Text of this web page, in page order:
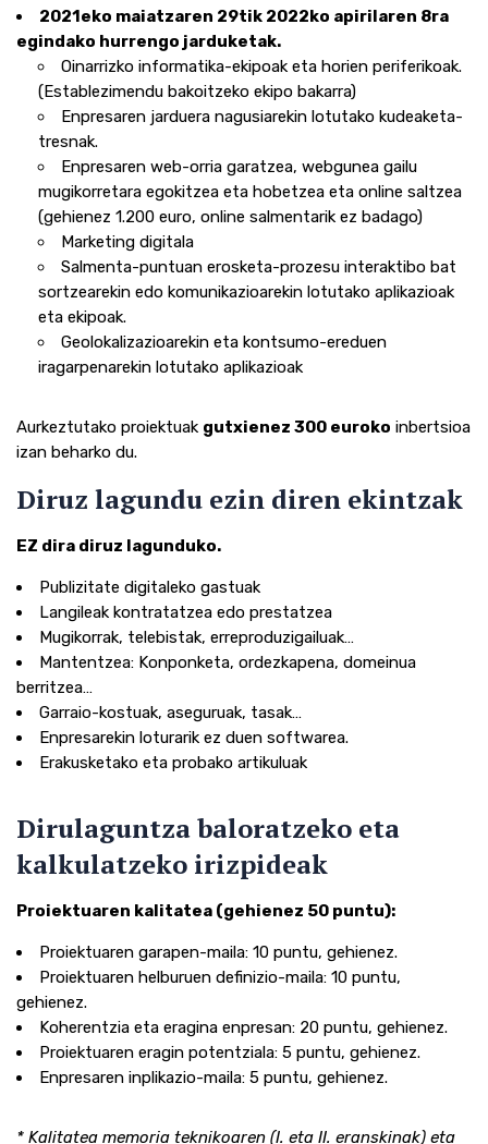
2021eko maiatzaren 29tik 2022ko apirilaren 8ra
egindako hurrengo jarduketak.
Oinarrizko informatika-ekipoak eta horien periferikoak.
(Establezimendu bakoitzeko ekipo bakarra)
Enpresaren jarduera nagusiarekin lotutako kudeaketa-
tresnak.
Enpresaren web-orria garatzea, webgunea gailu
mugikorretara egokitzea eta hobetzea eta online saltzea
(gehienez 1.200 euro, online salmentarik ez badago)
Marketing digitala
Salmenta-puntuan erosketa-prozesu interaktibo bat
sortzearekin edo komunikazioarekin lotutako aplikazioak
eta ekipoak.
Geolokalizazioarekin eta kontsumo-ereduen
iragarpenarekin lotutako aplikazioak
Aurkeztutako proiektuak gutxienez 300 euroko inbertsioa
izan beharko du.
Diruz lagundu ezin diren ekintzak
EZ dira diruz lagunduko.
Publizitate digitaleko gastuak
Langileak kontratatzea edo prestatzea
Mugikorrak, telebistak, erreproduzigailuak…
Mantentzea: Konponketa, ordezkapena, domeinua
berritzea…
Garraio-kostuak, aseguruak, tasak…
Enpresarekin loturarik ez duen softwarea.
Erakusketako eta probako artikuluak
Dirulaguntza baloratzeko eta
kalkulatzeko irizpideak
Proiektuaren kalitatea (gehienez 50 puntu):
Proiektuaren garapen-maila: 10 puntu, gehienez.
Proiektuaren helburuen definizio-maila: 10 puntu,
gehienez.
Koherentzia eta eragina enpresan: 20 puntu, gehienez.
Proiektuaren eragin potentziala: 5 puntu, gehienez.
Enpresaren inplikazio-maila: 5 puntu, gehienez.
* Kalitatea memoria teknikoaren (I. eta II. eranskinak) eta